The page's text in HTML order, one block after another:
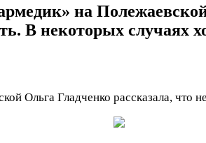
на
В некоторых случаях
Ольга Гладченко рассказала, что